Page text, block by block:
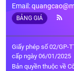
Email:
BẢNG GIÁ
Giấy phép số 02/GP-
cấp ngày 06/01/2025
Bản quyền thuộc về